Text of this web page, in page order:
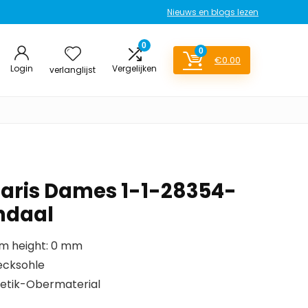
Nieuws en blogs lezen
Login verlanglijst
0
Vergelijken
0
€0.00
Dames 1-1-28354-
height: 0 mm
Obermaterial